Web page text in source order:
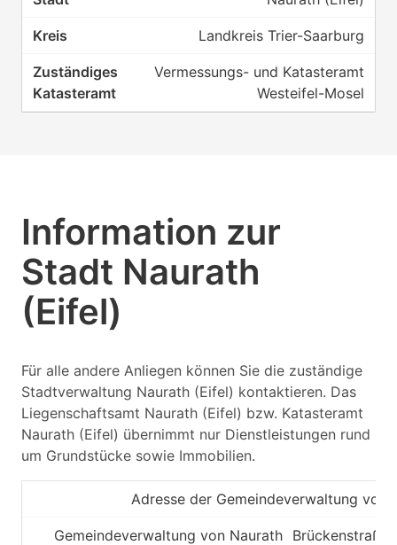
Landkreis Trier-Saarburg
Vermessungs- und Katasteramt
Westeifel-Mosel
Information zur
Stadt Naurath
(Eifel)
Für alle andere Anliegen können Sie die zuständige
Stadtverwaltung Naurath (Eifel) kontaktieren. Das
Liegenschaftsamt Naurath (Eifel) bzw. Katasteramt
Naurath (Eifel) übernimmt nur Dienstleistungen rund
um Grundstücke sowie Immobilien.
Adresse der Gemeindeverwaltung von
Gemeindeverwaltung von Naurath Brückenstraße